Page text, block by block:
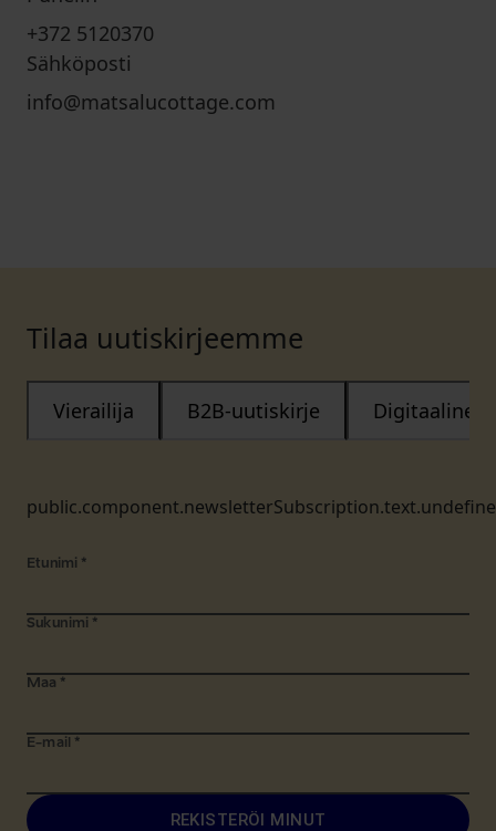
+372 5120370
Sähköposti
info@matsalucottage.com
Tilaa uutiskirjeemme
Vierailija B2B-uutiskirje Digitaalinen
Etunimi *
Sukunimi *
Maa *
E-mail *
REKISTERÖI MINUT